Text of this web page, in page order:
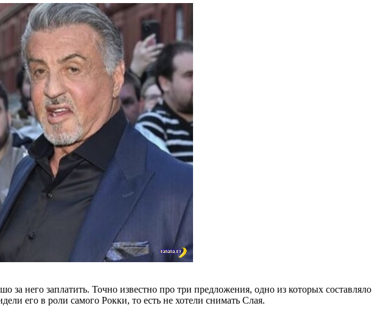
него заплатить. Точно известно про три предложения, одно из которых составляло
его в роли самого Рокки, то есть не хотели снимать Слая.